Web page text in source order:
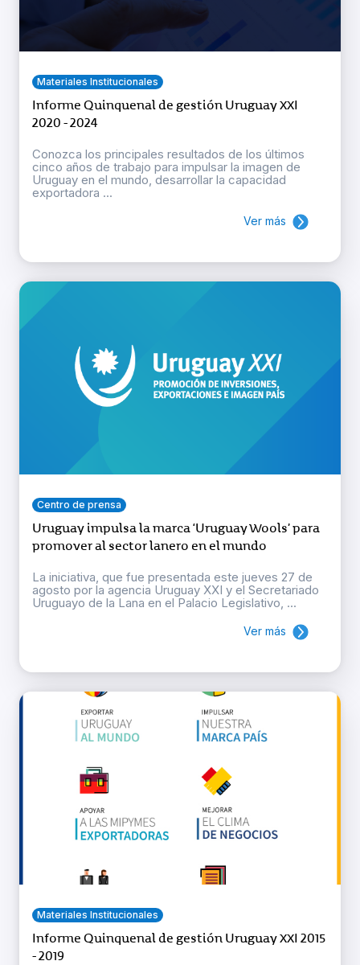
Materiales Institucionales
Informe Quinquenal de gestión Uruguay XXI
2020 - 2024
Conozca los principales resultados de los últimos
cinco años de trabajo para impulsar la imagen de
Uruguay en el mundo, desarrollar la capacidad
exportadora ...
Ver más
Centro de prensa
Uruguay impulsa la marca ‘Uruguay Wools’ para
promover al sector lanero en el mundo
La iniciativa, que fue presentada este jueves 27 de
agosto por la agencia Uruguay XXI y el Secretariado
Uruguayo de la Lana en el Palacio Legislativo, ...
Ver más
Materiales Institucionales
Informe Quinquenal de gestión Uruguay XXI 2015
- 2019